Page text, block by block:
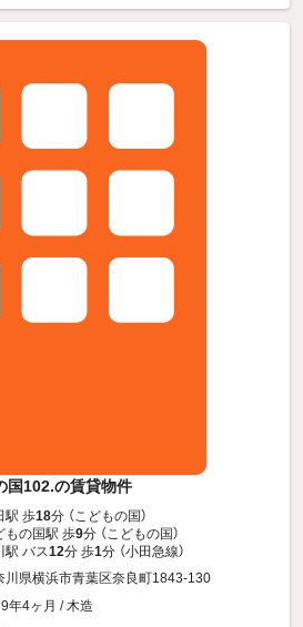
国102.の賃貸物件
駅 歩18分 （こどもの国）
もの国駅 歩9分 （こどもの国）
駅 バス12分 歩1分 （小田急線）
川県横浜市青葉区奈良町1843-130
年4ヶ月 / 木造